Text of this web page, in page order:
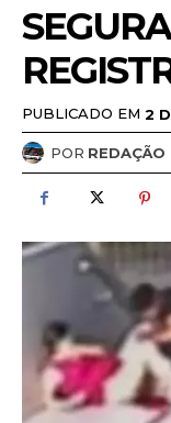
PUBLICADO EM 2
POR REDAÇÃO